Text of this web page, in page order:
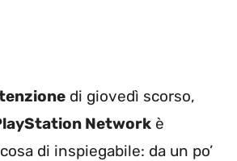
di giovedì scorso,
Network è
di inspiegabile: da un po’